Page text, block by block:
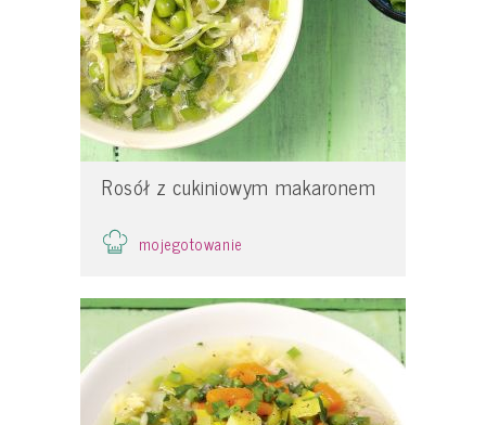
Rosół z cukiniowym makaronem
mojegotowanie